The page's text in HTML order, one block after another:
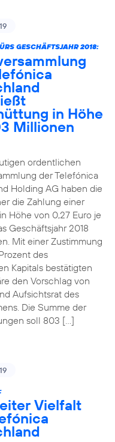
GESCHÄFTSJAHR 2018:
in Höhe
Millionen
ordentlichen
der Telefónica
Holding AG haben die
die Zahlung einer
Höhe von 0,27 Euro je
Geschäftsjahr 2018
Mit einer Zustimmung
des
Kapitals bestätigten
den Vorschlag von
Aufsichtsrat des
Die Summe der
soll 803 […]
Vielfalt